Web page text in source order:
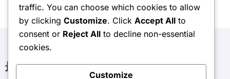
最近の投稿
traffic. You can choose which cookies to allow
by clicking Customize. Click Accept All to
consent or Reject All to decline non-essential
cookies.
Customize